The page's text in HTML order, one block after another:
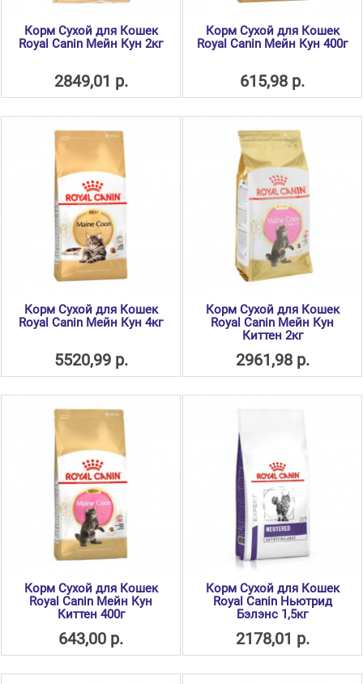
Корм Сухой для Кошек
Royal Canin Мейн Кун 2кг
2849,01 р.
Корм Сухой для Кошек
Royal Canin Мейн Кун 400г
615,98 р.
Корм Сухой для Кошек
Royal Canin Мейн Кун 4кг
5520,99 р.
Корм Сухой для Кошек
Royal Canin Мейн Кун
Киттен 2кг
2961,98 р.
Корм Сухой для Кошек
Royal Canin Мейн Кун
Киттен 400г
643,00 р.
Корм Сухой для Кошек
Royal Canin Ньютрид
Бэлэнс 1,5кг
2178,01 р.